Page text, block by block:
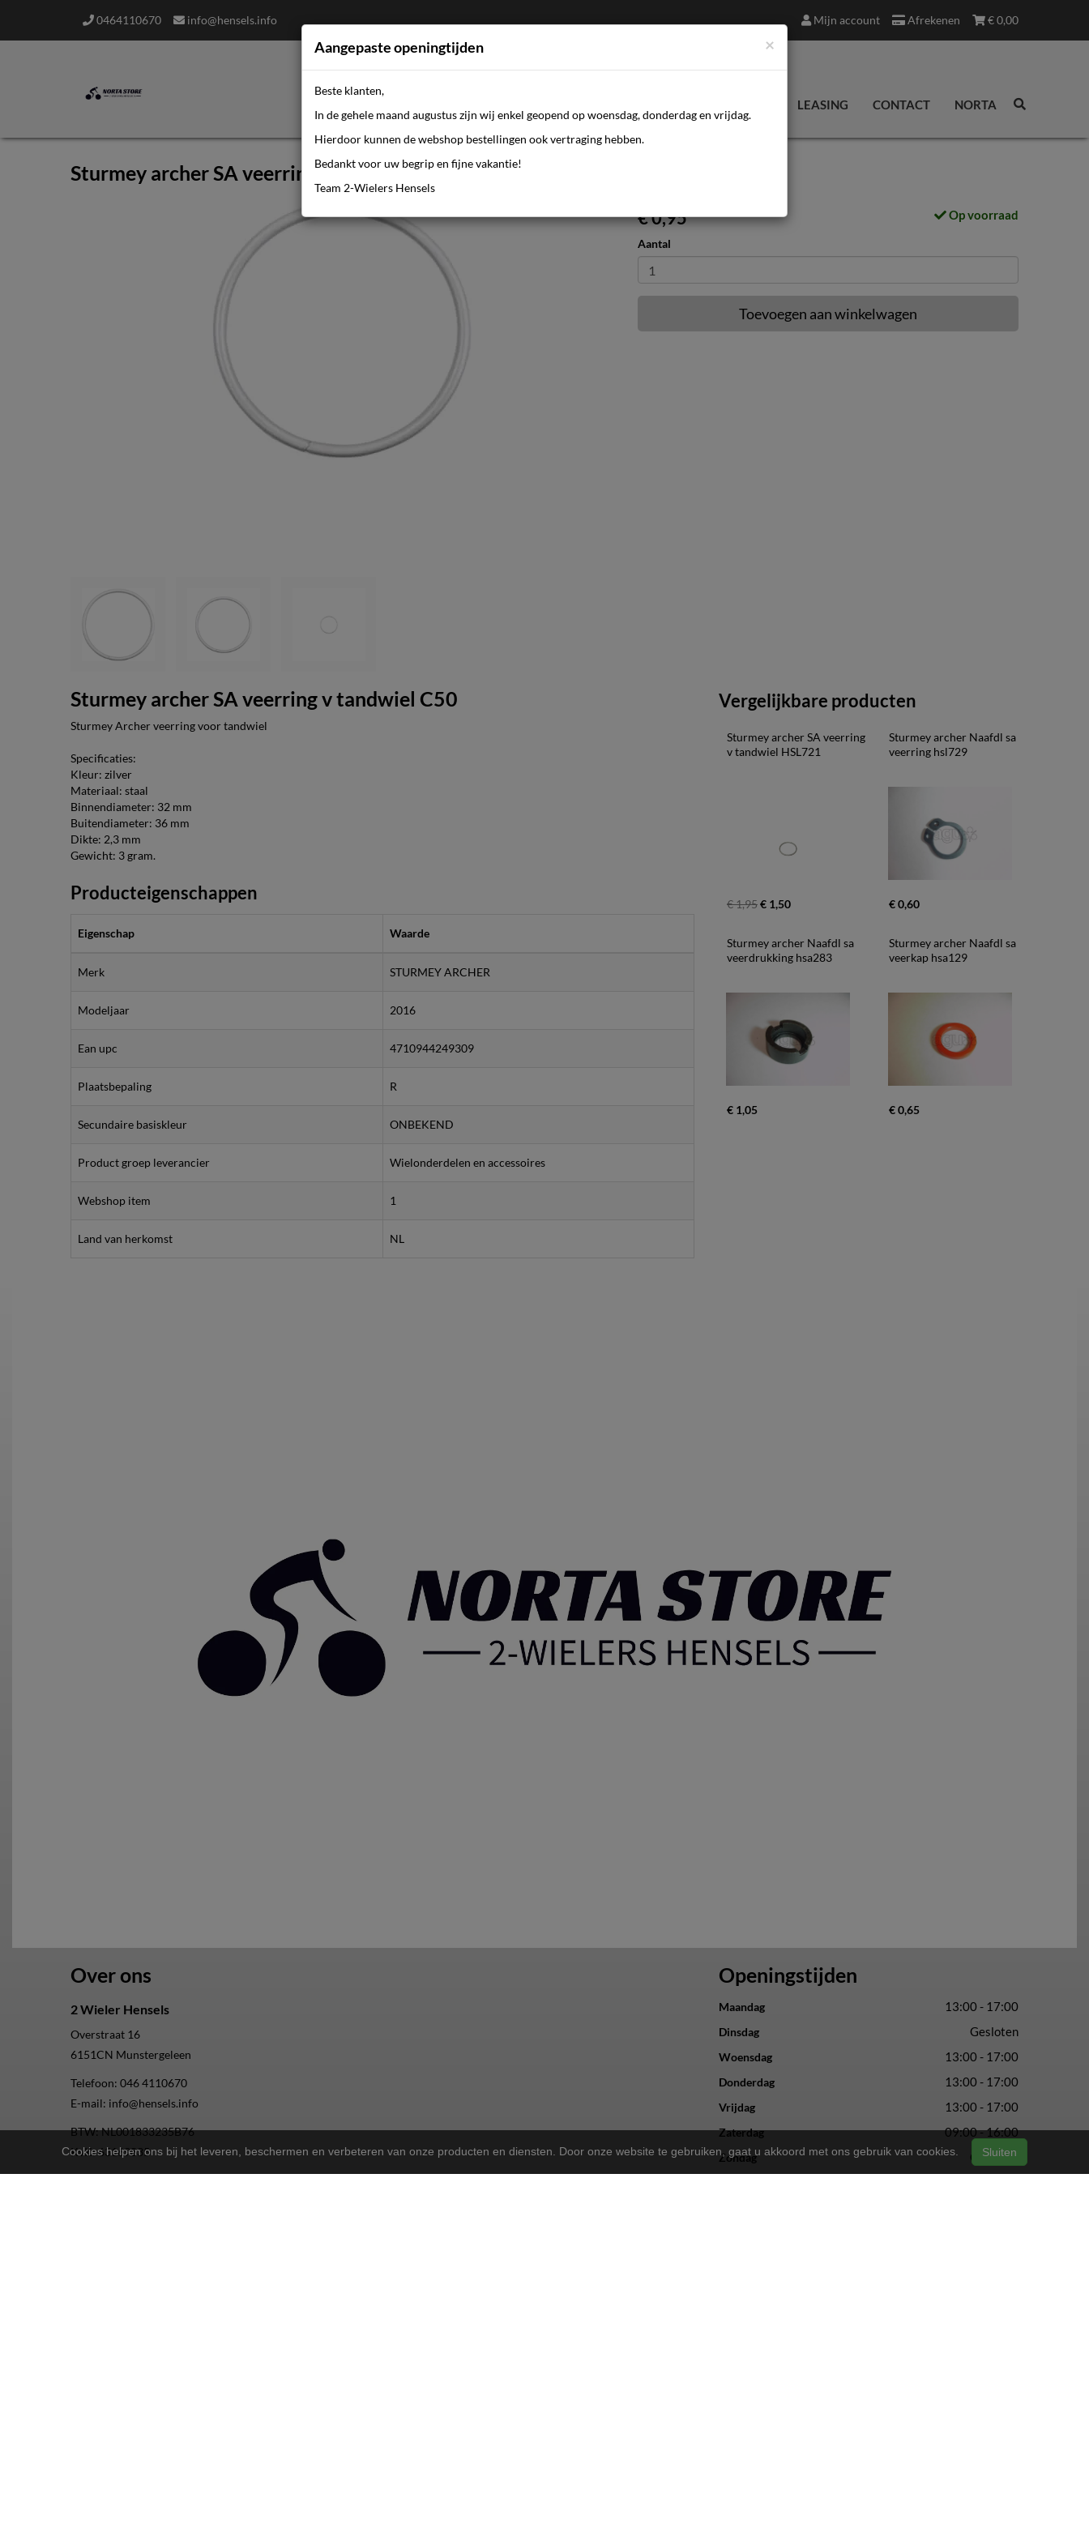
0464110670 info@hensels.info €0,00
Afrekenen
Mijn account
LEASING CONTACT NORTA
Sturmey archer SA veerring v tandwiel C50
€ 0,95 Op voorraad
Aantal
Toevoegen aan winkelwagen
Sturmey archer SA veerring v tandwiel C50
Sturmey Archer veerring voor tandwiel
Specificaties:
Kleur: zilver
Materiaal: staal
Binnendiameter: 32 mm
Buitendiameter: 36 mm
Dikte: 2,3 mm
Gewicht: 3 gram.
Producteigenschappen
Eigenschap Waarde
Merk STURMEY ARCHER
Modeljaar 2016
Ean upc 4710944249309
Plaatsbepaling R
Secundaire basiskleur ONBEKEND
Product groep leverancier Wielonderdelen en accessoires
Webshop item 1
Land van herkomst NL
Vergelijkbare producten
Sturmey archer SA veerring
v tandwiel HSL721
€ 1,95€ 1,50
Sturmey archer Naafdl sa
veerring hsl729
€ 0,60
Sturmey archer Naafdl sa
veerdrukking hsa283
€ 1,05
Sturmey archer Naafdl sa
veerkap hsa129
€ 0,65
Over ons
2 Wieler Hensels
Overstraat 16
6151CN Munstergeleen
Telefoon: 046 4110670
E-mail: info@hensels.info
BTW: NL001833235B76
KvK: 63169835
Openingstijden
Maandag 13:00 - 17:00
Dinsdag Gesloten
Woensdag 13:00 - 17:00
Donderdag 13:00 - 17:00
Vrijdag 13:00 - 17:00
Zaterdag 09:00 - 16:00
Zondag Gesloten
Cookies helpen ons bij het leveren, beschermen en verbeteren van onze producten en diensten. Door onze website te gebruiken, gaat u akkoord met ons gebruik van cookies. Sluiten
×
Aangepaste openingtijden
Beste klanten,
In de gehele maand augustus zijn wij enkel geopend op woensdag, donderdag en vrijdag.
Hierdoor kunnen de webshop bestellingen ook vertraging hebben.
Bedankt voor uw begrip en fijne vakantie!
Team 2-Wielers Hensels